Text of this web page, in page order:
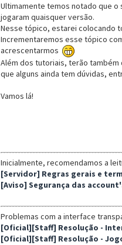
Ultimamente temos notado que o
jogaram quaisquer versão.
Nesse tópico, estarei colocando
Incrementaremos esse tópico
acrescentarmos
Além dos tutoriais, terão também
que alguns ainda tem dúvidas,
Vamos lá!
Inicialmente, recomendamos a
[Servidor] Regras gerais e
[Aviso] Segurança das
Problemas com a interface
[Oficial][Staff] Resolução -
[Oficial][Staff] Resolução -